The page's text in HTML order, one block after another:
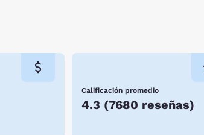
Calificación promedio
4.3 (7680 reseñas)